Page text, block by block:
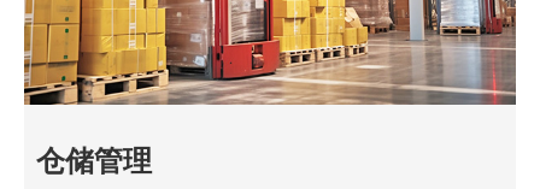
仓储管理